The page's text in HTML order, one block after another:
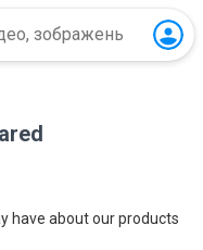
have about our products